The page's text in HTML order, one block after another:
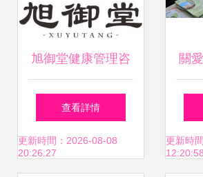
旭御堂健康管理咨
詢 專業服務點亮健
康之路
查看詳情
更新時間：2026-08-08
20:26:27
關
受
康
更新時
12:20:58